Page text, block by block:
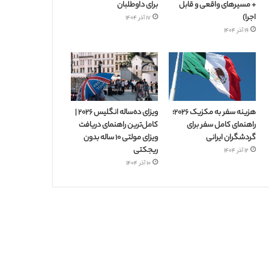
+ مسیرهای واقعی و قابل
اجرا)
۱۹ آذر ۱۴۰۴
برای داوطلبان
۱۷ آذر ۱۴۰۴
هزینه سفر به مکزیک ۲۰۲۶؛
راهنمای کامل سفر برای
گردشگران ایرانی
۱۲ آذر ۱۴۰۴
ویزای ده‌ساله انگلیس ۲۰۲۶ |
کامل‌ترین راهنمای دریافت
ویزای مولتی ۱۰ ساله بدون
ریجکتی
۱۰ آذر ۱۴۰۴